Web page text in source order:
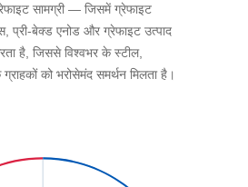
सामग्री — जिसमें ग्रेफाइट
प्री-बेक्ड एनोड और ग्रेफाइट उत्पाद
है, जिससे विश्वभर के स्टील,
को भरोसेमंद समर्थन मिलता है।